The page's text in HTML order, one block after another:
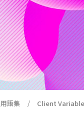
用語集 Client Variable